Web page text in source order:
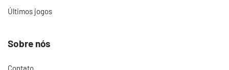
Últimos jogos
Sobre nós
Contato